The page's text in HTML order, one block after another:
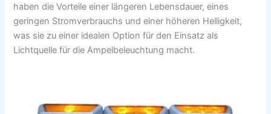
haben die Vorteile einer längeren Lebensdauer, eines
geringen Stromverbrauchs und einer höheren Helligkeit,
was sie zu einer idealen Option für den Einsatz als
Lichtquelle für die Ampelbeleuchtung macht.